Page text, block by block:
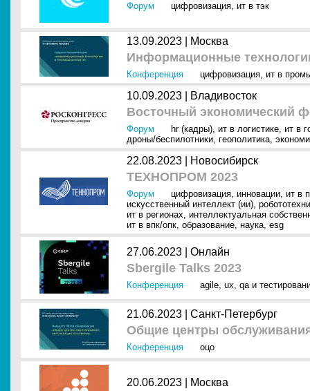
Форум цифровизация, ит в тэк
13.09.2023 | Москва
Информационные
Конференция цифровизация, ит в
10.09.2023 | Владивосток
Восточный экономический
Форум hr (кадры), ит в логистике, ит в
дроны/беспилотники, геополитика,
22.08.2023 | Новосибирск
ТЕХНОПРОМ 2023
Форум цифровизация, инновации, ит в
искусственный интеллект (ии),
ит в регионах, интеллектуальная
ит в впк/опк, образование, наука, esg
27.06.2023 | Онлайн
Sbergile Talks 2023
Конференция agile, ux, qa и
21.06.2023 | Санкт-Петербург
Общие центры
Конференция оцо
20.06.2023 | Москва